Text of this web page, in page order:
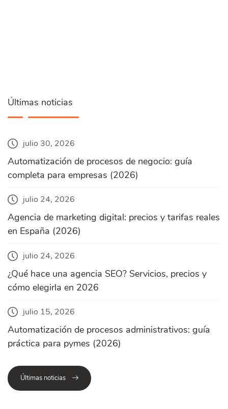
Últimas noticias
julio 30, 2026
Automatización de procesos de negocio: guía
completa para empresas (2026)
julio 24, 2026
Agencia de marketing digital: precios y tarifas reales
en España (2026)
julio 24, 2026
¿Qué hace una agencia SEO? Servicios, precios y
cómo elegirla en 2026
julio 15, 2026
Automatización de procesos administrativos: guía
práctica para pymes (2026)
Últimas noticias